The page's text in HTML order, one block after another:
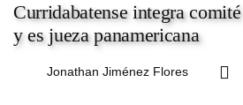
Curridabatense integra
y es jueza panamericana
Jonathan Jiménez Flores